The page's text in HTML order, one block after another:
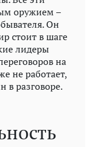
оружием –
Он
стоит в шаге
лидеры
на
не работает,
в разговоре.